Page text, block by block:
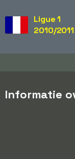
Ligue 1
2010/2011
Informatie